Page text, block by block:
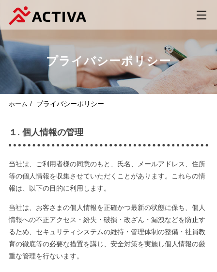
プライバシーポリシー
ホーム プライバシーポリシー
１. 個人情報の管理
当社は、ご利用者様の同意のもと、氏名、メールアドレス、住所
等の個人情報を収集させていただくことがあります。これらの情
報は、以下の目的に利用します。
当社は、お客さまの個人情報を正確かつ最新の状態に保ち、個人
情報への不正アクセス・紛失・破損・改ざん・漏洩などを防止す
るため、セキュリティシステムの維持・管理体制の整備・社員教
育の徹底等の必要な措置を講じ、安全対策を実施し個人情報の厳
重な管理を行ないます。